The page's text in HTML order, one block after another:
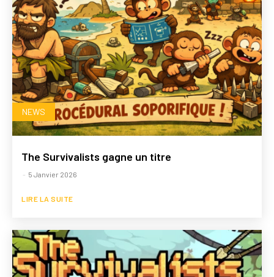
NEWS
The Survivalists gagne un titre
- 5 Janvier 2026
LIRE LA SUITE